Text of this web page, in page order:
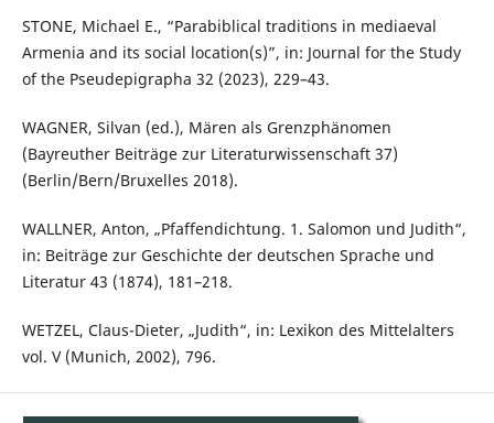
STONE, Michael E., “Parabiblical traditions in mediaeval
Armenia and its social location(s)”, in: Journal for the Study
of the Pseudepigrapha 32 (2023), 229–43.
WAGNER, Silvan (ed.), Mären als Grenzphänomen
(Bayreuther Beiträge zur Literaturwissenschaft 37)
(Berlin/Bern/Bruxelles 2018).
WALLNER, Anton, „Pfaffendichtung. 1. Salomon und Judith“,
in: Beiträge zur Geschichte der deutschen Sprache und
Literatur 43 (1874), 181–218.
WETZEL, Claus-Dieter, „Judith“, in: Lexikon des Mittelalters
vol. V (Munich, 2002), 796.